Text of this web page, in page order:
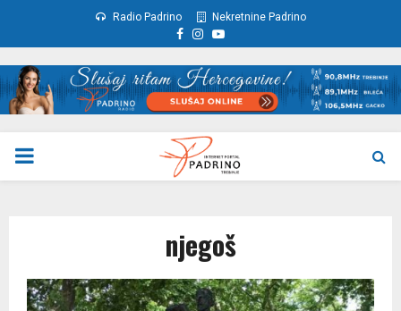
Radio Padrino Nekretnine Padrino
Facebook
Instagram
Youtube
PRIMARY
njegoš